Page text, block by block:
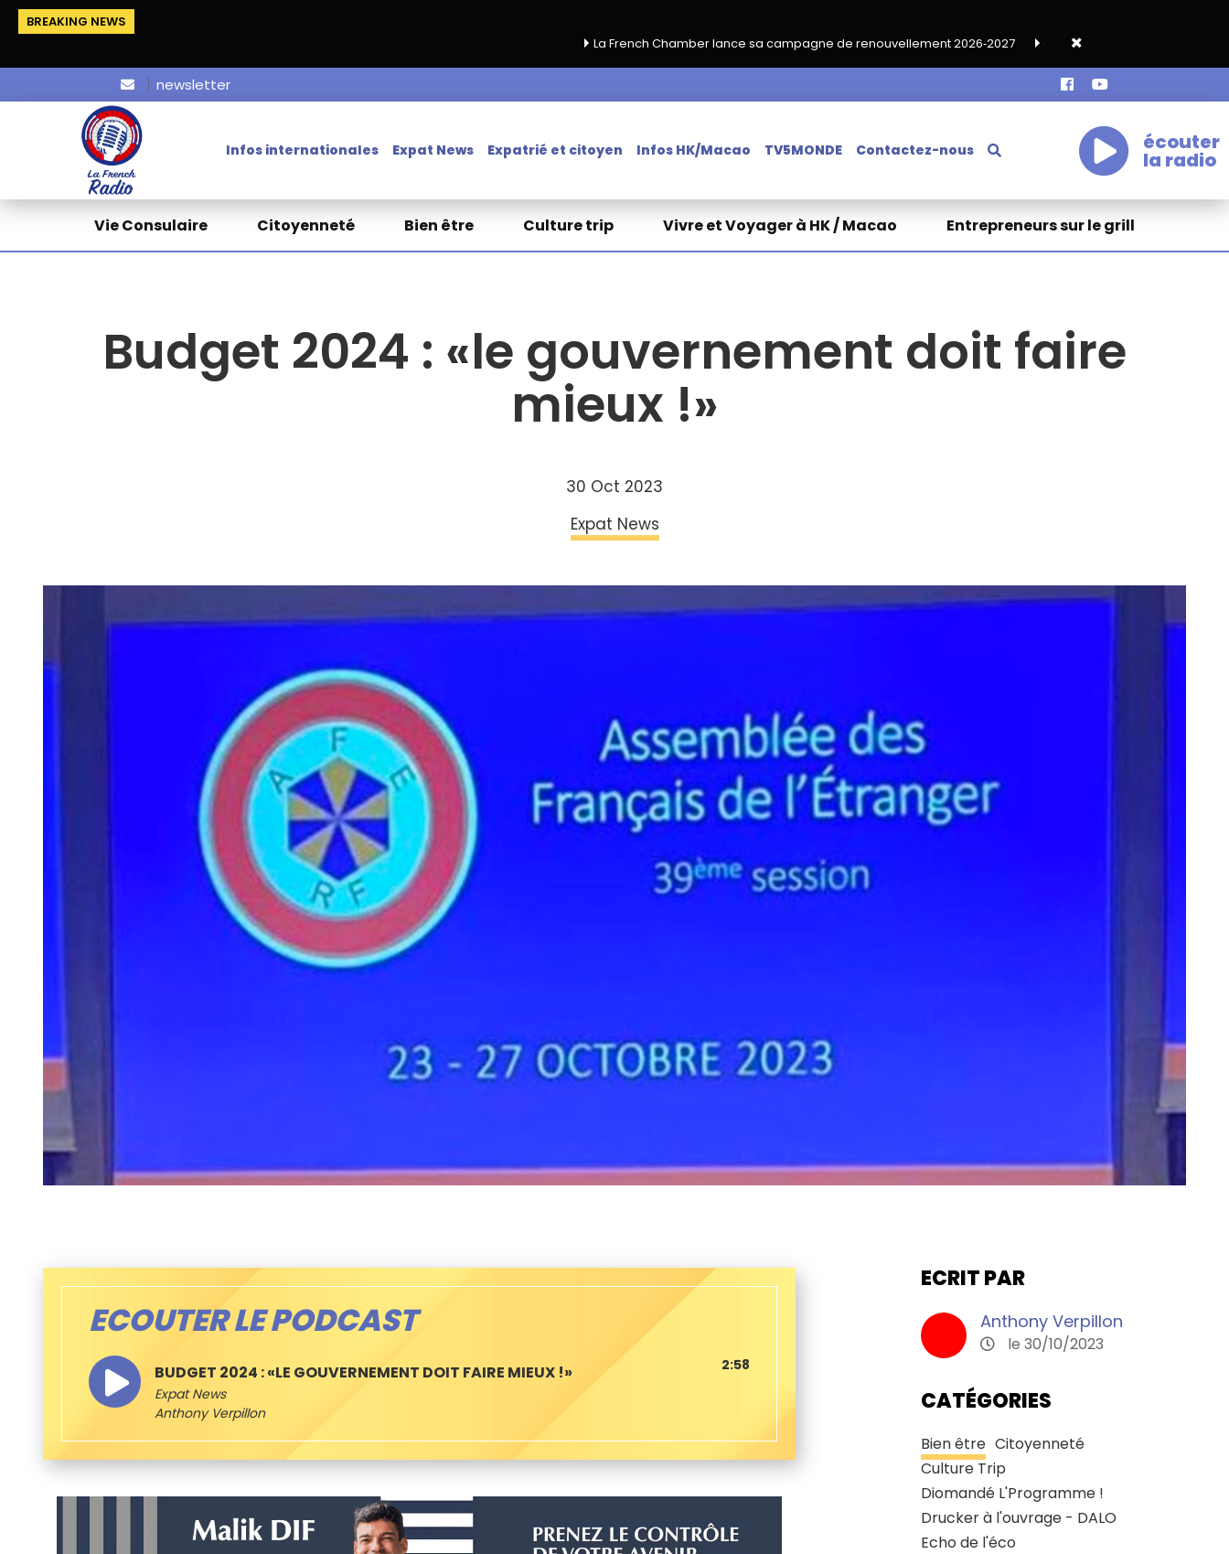
BREAKING NEWS
La French Chamber lance sa campagne de renouvellement 2026‑2027
Grand café de rentrée HKA le vendredi 18
newsletter
Infos internationales Expat News Expatrié et citoyen Infos HK/Macao TV5MONDE Contactez-nous écouter
la radio
Vie Consulaire Citoyenneté Bien être Culture trip Vivre et Voyager à HK / Macao Entrepreneurs sur le grill
Budget 2024 : «le gouvernement doit faire
mieux !»
30 Oct 2023
Expat News
ECOUTER LE PODCAST
BUDGET 2024 : «LE GOUVERNEMENT DOIT FAIRE MIEUX !»
Expat News
Anthony Verpillon
2:58
ECRIT PAR
Anthony Verpillon
le 30/10/2023
CATÉGORIES
Bien être Citoyenneté
Culture Trip
Diomandé L'Programme !
Drucker à l'ouvrage - DALO
Echo de l'éco